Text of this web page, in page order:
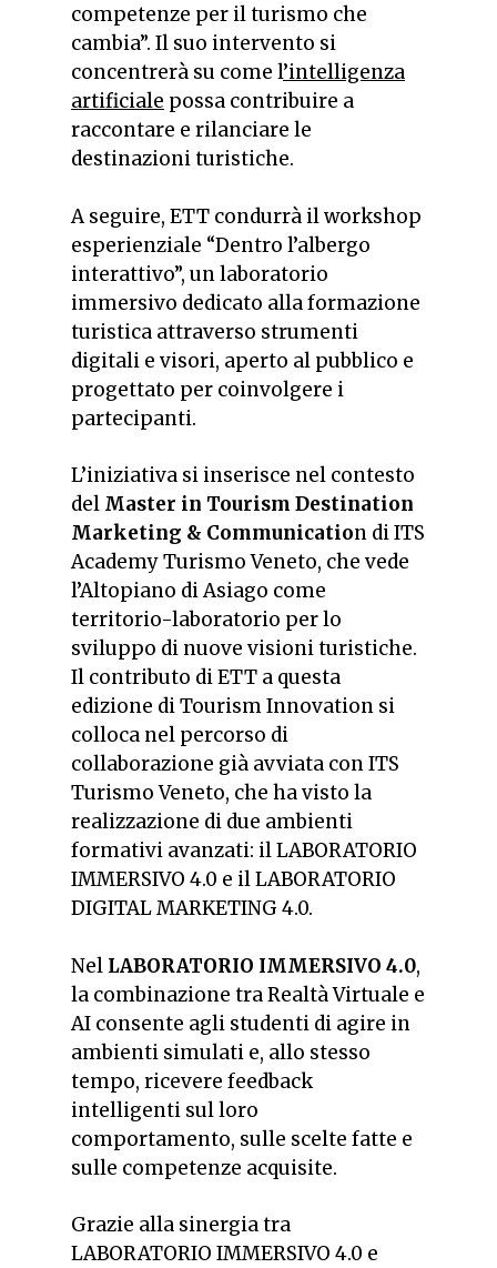
competenze per il turismo che
cambia”. Il suo intervento si
concentrerà su come l’intelligenza
artificiale possa contribuire a
raccontare e rilanciare le
destinazioni turistiche.
A seguire, ETT condurrà il workshop
esperienziale “Dentro l’albergo
interattivo”, un laboratorio
immersivo dedicato alla formazione
turistica attraverso strumenti
digitali e visori, aperto al pubblico e
progettato per coinvolgere i
partecipanti.
L’iniziativa si inserisce nel contesto
del Master in Tourism Destination
Marketing & Communication di ITS
Academy Turismo Veneto, che vede
l’Altopiano di Asiago come
territorio-laboratorio per lo
sviluppo di nuove visioni turistiche.
Il contributo di ETT a questa
edizione di Tourism Innovation si
colloca nel percorso di
collaborazione già avviata con ITS
Turismo Veneto, che ha visto la
realizzazione di due ambienti
formativi avanzati: il LABORATORIO
IMMERSIVO 4.0 e il LABORATORIO
DIGITAL MARKETING 4.0.
Nel LABORATORIO IMMERSIVO 4.0,
la combinazione tra Realtà Virtuale e
AI consente agli studenti di agire in
ambienti simulati e, allo stesso
tempo, ricevere feedback
intelligenti sul loro
comportamento, sulle scelte fatte e
sulle competenze acquisite.
Grazie alla sinergia tra
LABORATORIO IMMERSIVO 4.0 e